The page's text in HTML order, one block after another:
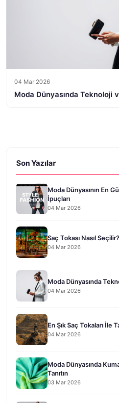
04 Mar 2026
Moda Dünyasında Teknoloji
Son Yazılar
Moda Dünyasının En
İpuçları
04 Mar 2026
Saç Tokası Nasıl
04 Mar 2026
Moda Dünyasında
04 Mar 2026
En Şık Saç Tokaları İle
04 Mar 2026
Moda Dünyasında
Tanıtın
03 Mar 2026